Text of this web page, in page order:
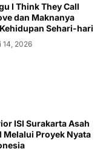
I Think They Call
dan Maknanya
Sehari-hari
14, 2026
ISI Surakarta Asah
Proyek Nyata